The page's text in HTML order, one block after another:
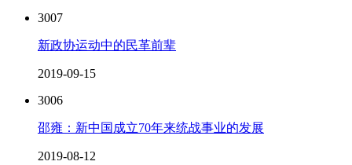
3007
新政协运动中的民革前辈
2019-09-15
3006
邵雍：新中国成立70年来统战事业的发展
2019-08-12